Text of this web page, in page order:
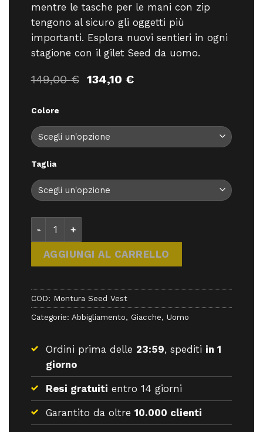
mentre le tasche per le mani con zip
tengono al sicuro gli oggetti più
importanti. Esplora nuovi sentieri in ogni
stagione con il gilet Seed da uomo.
149,00€ Il
149,00 €.
134,10 €Il
134,10 €.
Colore
Taglia
AGGIUNGI AL CARRELLO
COD: Montura Seed Vest
Categorie: Abbigliamento, Giacche, Uomo
Ordini prima delle 23:59, spediti in 1
giorno
Resi gratuiti entro 14 giorni
Garantito da oltre 10.000 clienti